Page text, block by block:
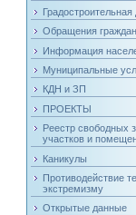
Градостроительная
Обращения граждан
Информация
Муниципальные
КДН и ЗП
ПРОЕКТЫ
Реестр свободных
участков и
Каникулы
Противодействие
экстремизму
Открытые данные